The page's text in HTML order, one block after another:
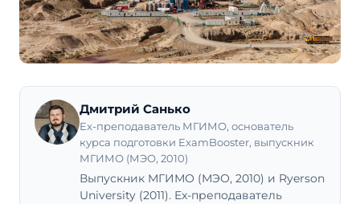
Дмитрий Санько
Ex-преподаватель МГИМО, основатель
курса подготовки ExamBooster, выпускник
МГИМО (МЭО, 2010)
Выпускник МГИМО (МЭО, 2010) и Ryerson
University (2011). Ex-преподаватель